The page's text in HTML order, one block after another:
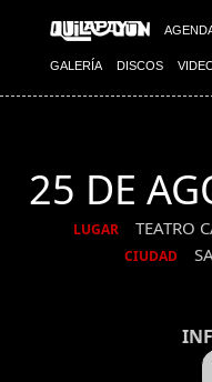
GALERÍA DISCOS
25 DE
LUGAR TEATRO
CIUDAD